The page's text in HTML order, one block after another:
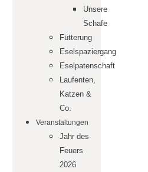
Unsere
Schafe
Fütterung
Eselspaziergang
Eselpatenschaft
Laufenten,
Katzen &
Co.
Veranstaltungen
Jahr des
Feuers
2026